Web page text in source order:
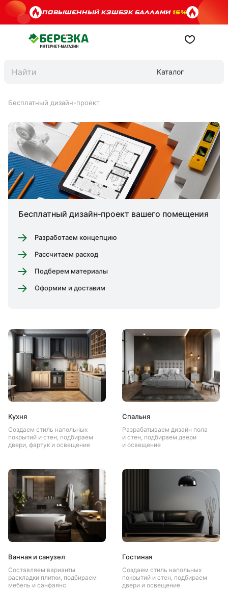
ПОВЫШЕННЫЙ КЭШБЭК БАЛЛАМИ15%
Каталог
Бесплатный дизайн-проект
Бесплатный дизайн‑проект вашего помещения
Разработаем концепцию
Рассчитаем расход
Подберем материалы
Оформим и доставим
Кухня
Создаем стиль напольных
покрытий и стен, подбираем
двери, фартук и освещение
Спальня
Разрабатываем дизайн пола
и стен, подбираем двери
и освещение
Ванная и санузел
Составляем варианты
раскладки плитки, подбираем
мебель и санфаянс
Гостиная
Создаем стиль напольных
покрытий и стен, подбираем
двери и освещение